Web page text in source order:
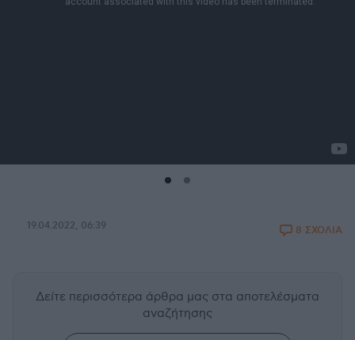
19.04.2022, 06:39 8 ΣΧΟΛΙΑ
Δείτε περισσότερα άρθρα μας στα αποτελέσματα
αναζήτησης